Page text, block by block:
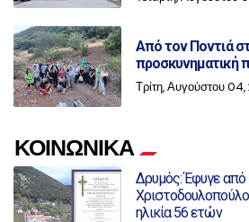
Από τον Ποντιά
προσκυνηματική
Τρίτη, Αυγούστου
ΚΟΙΝΩΝΙΚΑ
Δρυμός: Έφυγε από
ηλικία 56 ετών